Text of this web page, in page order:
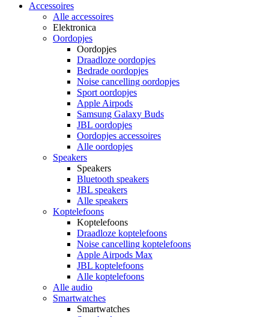
Accessoires
Alle accessoires
Elektronica
Oordopjes
Oordopjes
Draadloze oordopjes
Bedrade oordopjes
Noise cancelling oordopjes
Sport oordopjes
Apple Airpods
Samsung Galaxy Buds
JBL oordopjes
Oordopjes accessoires
Alle oordopjes
Speakers
Speakers
Bluetooth speakers
JBL speakers
Alle speakers
Koptelefoons
Koptelefoons
Draadloze koptelefoons
Noise cancelling koptelefoons
Apple Airpods Max
JBL koptelefoons
Alle koptelefoons
Alle audio
Smartwatches
Smartwatches